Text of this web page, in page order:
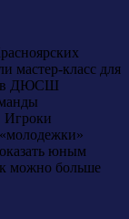
мастер-класс для
ДЮСШ
Игроки
юным
можно больше